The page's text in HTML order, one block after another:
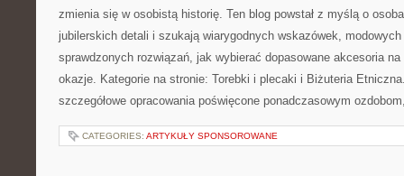
zmienia się w osobistą historię. Ten blog powstał z myślą o
jubilerskich detali i szukają wiarygodnych wskazówek,
sprawdzonych rozwiązań, jak wybierać dopasowane akcesoria
okazje. Kategorie na stronie: Torebki i plecaki i Biżuteria
szczegółowe opracowania poświęcone ponadczasowym
CATEGORIES: ARTYKUŁY SPONSOROWANE